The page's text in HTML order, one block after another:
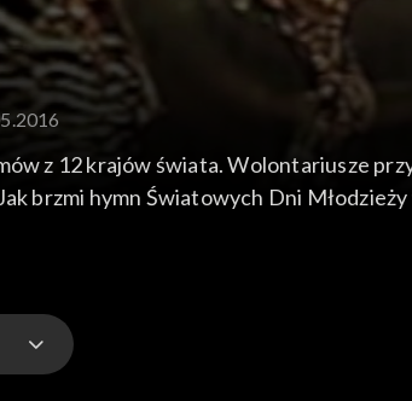
z 12 krajów świata. Wolontariusze
brzmi hymn Światowych Dni